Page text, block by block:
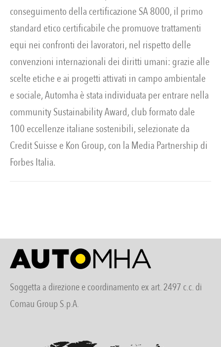
conseguimento della certificazione SA 8000, il primo
standard etico certificabile che promuove trattamenti
equi nei confronti dei lavoratori, nel rispetto delle
convenzioni internazionali dei diritti umani: grazie alle
scelte etiche e ai progetti attivati in campo ambientale
e sociale, Automha è stata individuata per entrare nella
community Sustainability Award, club formato dale
100 eccellenze italiane sostenibili, selezionate da
Credit Suisse e Kon Group, con la Media Partnership di
Forbes Italia.
Soggetta a direzione e coordinamento ex art. 2497 c.c. di
Comau Group S.p.A.